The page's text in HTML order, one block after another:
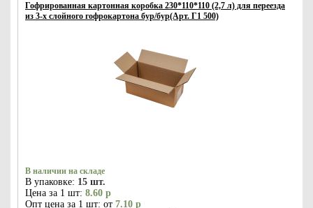
Гофрированная картонная коробка 230*110*110 (2,7 л) для переезда
из 3-х слойного гофрокартона бур/бур(Арт. Г1 500)
В наличии на складе
В упаковке: 15 шт.
Цена за 1 шт: 8.60 р
Опт цена за 1 шт: от 7.10 р